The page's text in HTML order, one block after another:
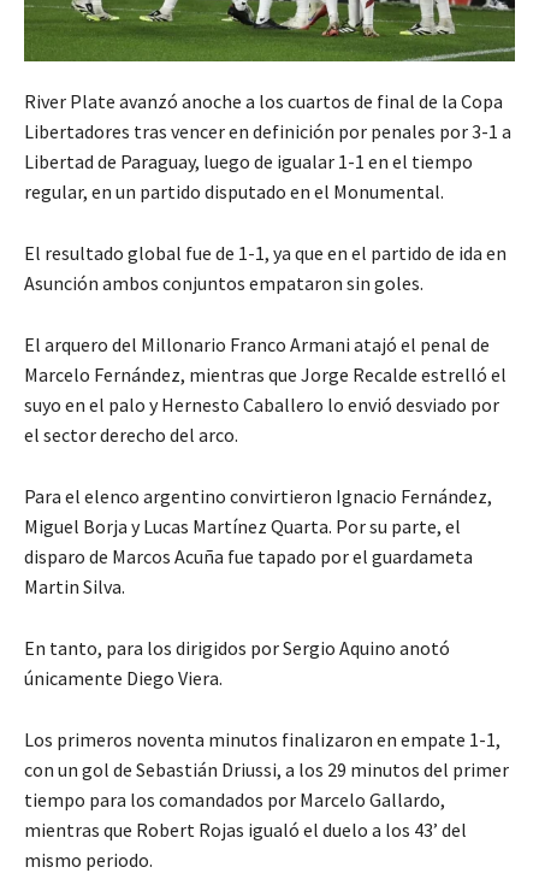
River Plate avanzó anoche a los cuartos de final de la Copa
Libertadores tras vencer en definición por penales por 3-1 a
Libertad de Paraguay, luego de igualar 1-1 en el tiempo
regular, en un partido disputado en el Monumental.
El resultado global fue de 1-1, ya que en el partido de ida en
Asunción ambos conjuntos empataron sin goles.
El arquero del Millonario Franco Armani atajó el penal de
Marcelo Fernández, mientras que Jorge Recalde estrelló el
suyo en el palo y Hernesto Caballero lo envió desviado por
el sector derecho del arco.
Para el elenco argentino convirtieron Ignacio Fernández,
Miguel Borja y Lucas Martínez Quarta. Por su parte, el
disparo de Marcos Acuña fue tapado por el guardameta
Martin Silva.
En tanto, para los dirigidos por Sergio Aquino anotó
únicamente Diego Viera.
Los primeros noventa minutos finalizaron en empate 1-1,
con un gol de Sebastián Driussi, a los 29 minutos del primer
tiempo para los comandados por Marcelo Gallardo,
mientras que Robert Rojas igualó el duelo a los 43’ del
mismo periodo.